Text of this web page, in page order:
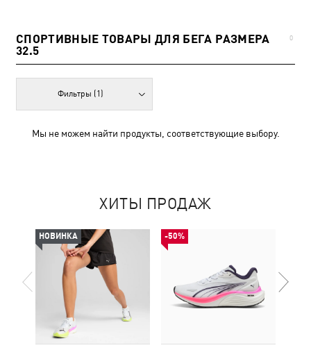
СПОРТИВНЫЕ ТОВАРЫ ДЛЯ БЕГА РАЗМЕРА
32.5
0
Фильтры (1)
Мы не можем найти продукты, соответствующие выбору.
ХИТЫ ПРОДАЖ
НОВИНКА -50%